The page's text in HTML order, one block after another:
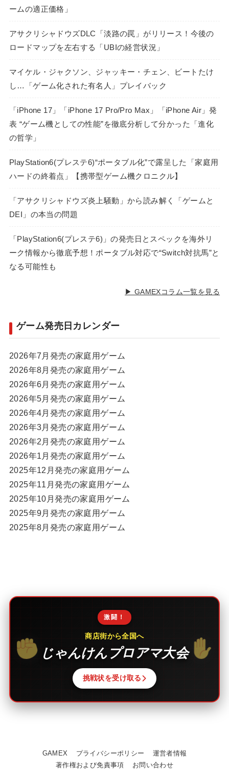
ームの適正価格」
アサクリシャドウズDLC「淡路の罠」がリリース！今後の
ロードマップを左右する「UBIの経営状況」
マイケル・ジャクソン、ジャッキー・チェン、ビートたけ
し…「ゲーム化された有名人」プレイバック
「iPhone 17」「iPhone 17 Pro/Pro Max」「iPhone Air」発
表 “ゲーム機としての性能”を徹底分析して分かった「進化
の哲学」
PlayStation6(プレステ6)“ポータブル化”で露呈した「家庭用
ハードの終着点」【携帯型ゲーム機クロニクル】
「アサクリシャドウズ炎上騒動」から読み解く「ゲームと
DEI」の本当の問題
「PlayStation6(プレステ6)」の発売日とスペックを海外リ
ーク情報から徹底予想！ポータブル対応で“Switch対抗馬”と
なる可能性も
▶ GAMEXコラム一覧を見る
ゲーム発売日カレンダー
2026年7月発売の家庭用ゲーム
2026年8月発売の家庭用ゲーム
2026年6月発売の家庭用ゲーム
2026年5月発売の家庭用ゲーム
2026年4月発売の家庭用ゲーム
2026年3月発売の家庭用ゲーム
2026年2月発売の家庭用ゲーム
2026年1月発売の家庭用ゲーム
2025年12月発売の家庭用ゲーム
2025年11月発売の家庭用ゲーム
2025年10月発売の家庭用ゲーム
2025年9月発売の家庭用ゲーム
2025年8月発売の家庭用ゲーム
激闘！
商店街から全国へ
じゃんけんプロアマ大会
挑戦状を受け取る
GAMEX プライバシーポリシー
運営者情報
著作権および免責事項
お問い合わせ